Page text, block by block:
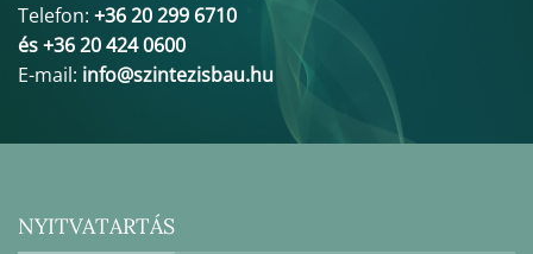
Telefon: +36 20 299 6710
és +36 20 424 0600
E-mail: info@szintezisbau.hu
NYITVATARTÁS